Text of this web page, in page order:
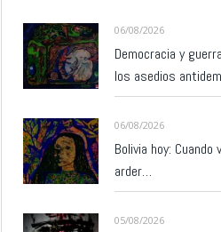
06/08/2026
Democracia y
los asedios
06/08/2026
Bolivia hoy:
arder…
05/08/2026